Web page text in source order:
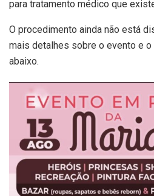
para tratamento médico que
O procedimento ainda não está
mais detalhes sobre o evento e
abaixo.